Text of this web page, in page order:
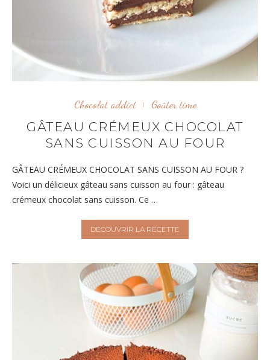
Chocolat addict Goûter time
GÂTEAU CRÉMEUX CHOCOLAT
SANS CUISSON AU FOUR
GÂTEAU CRÉMEUX CHOCOLAT SANS CUISSON AU FOUR ?
Voici un délicieux gâteau sans cuisson au four : gâteau
crémeux chocolat sans cuisson. Ce …
DÉCOUVRIR LA RECETTE